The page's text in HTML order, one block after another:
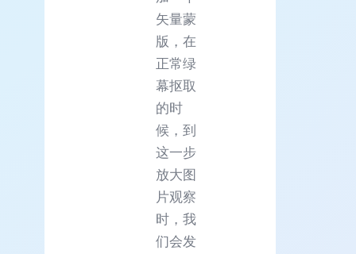
矢量蒙
版，在
正常绿
幕抠取
的时
候，到
这一步
放大图
片观察
时，我
们会发